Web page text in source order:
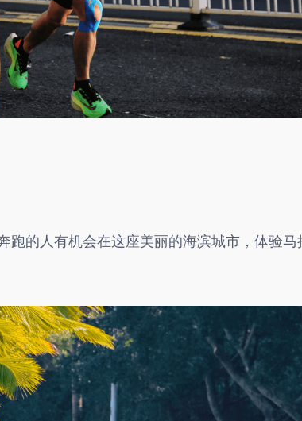
跑的人有机会在这座美丽的海滨城市，体验马